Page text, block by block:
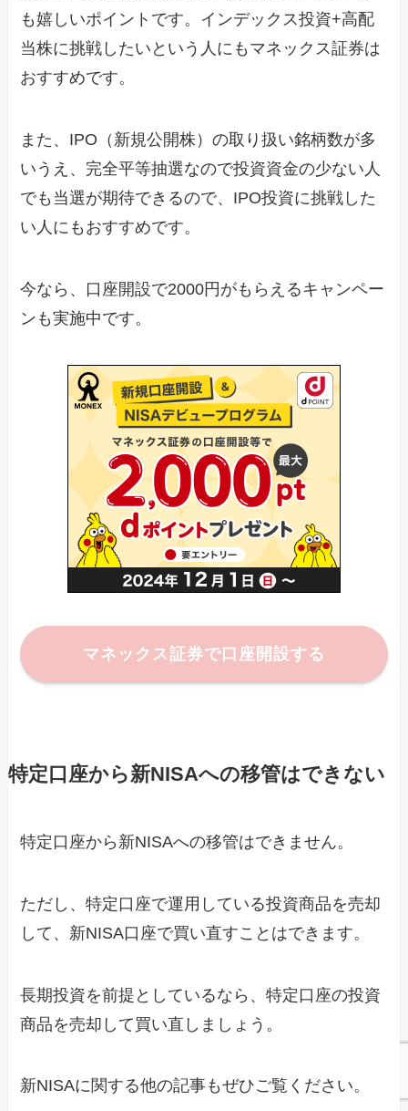
も嬉しいポイントです。インデックス投資+高配
当株に挑戦したいという人にもマネックス証券は
おすすめです。
また、IPO（新規公開株）の取り扱い銘柄数が多
いうえ、完全平等抽選なので投資資金の少ない人
でも当選が期待できるので、IPO投資に挑戦した
い人にもおすすめです。
今なら、口座開設で2000円がもらえるキャンペー
ンも実施中です。
マネックス証券で口座開設する
特定口座から新NISAへの移管はできない
特定口座から新NISAへの移管はできません。
ただし、特定口座で運用している投資商品を売却
して、新NISA口座で買い直すことはできます。
長期投資を前提としているなら、特定口座の投資
商品を売却して買い直しましょう。
新NISAに関する他の記事もぜひご覧ください。